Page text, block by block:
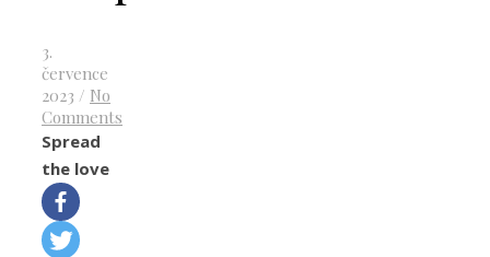
3.
července
2023 / No
Comments
Spread
the love